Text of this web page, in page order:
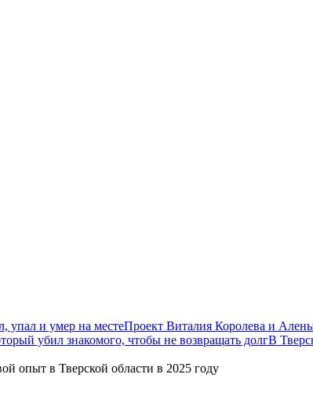
упал и умер на местеПроект Виталия Королева и
убил знакомого, чтобы не возвращать долгВ
опыт в Тверской области в 2025 году